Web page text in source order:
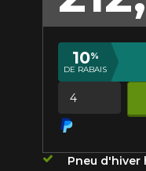
Pneu d'hiver
10%
DE RABAIS